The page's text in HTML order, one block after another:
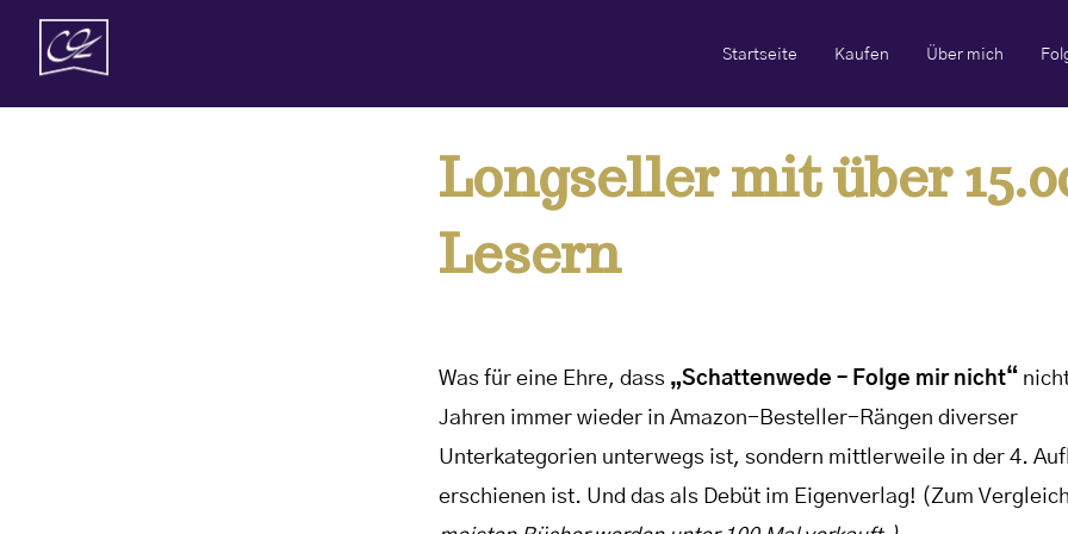
Zum
Inhalt
Startseite Kaufen Über mich
Longseller mit über
Lesern
Was für eine Ehre, dass „Schattenwede – Folge mir nicht“
Jahren immer wieder in Amazon-Besteller-Rängen diverser
Unterkategorien unterwegs ist, sondern mittlerweile in der 4.
erschienen ist. Und das als Debüt im Eigenverlag! (Zum